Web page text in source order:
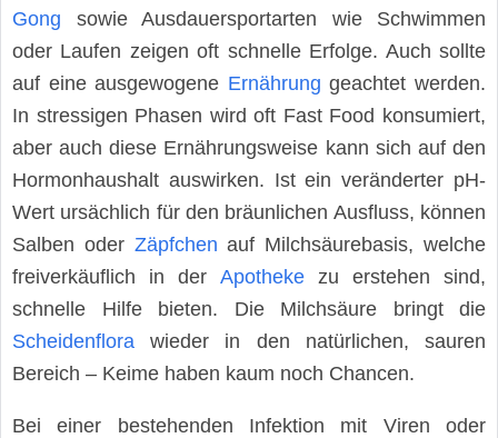
Gong sowie Ausdauersportarten wie Schwimmen
oder Laufen zeigen oft schnelle Erfolge. Auch sollte
auf eine ausgewogene Ernährung geachtet werden.
In stressigen Phasen wird oft Fast Food konsumiert,
aber auch diese Ernährungsweise kann sich auf den
Hormonhaushalt auswirken. Ist ein veränderter pH-
Wert ursächlich für den bräunlichen Ausfluss, können
Salben oder Zäpfchen auf Milchsäurebasis, welche
freiverkäuflich in der Apothekezu erstehen sind,
schnelle Hilfe bieten. Die Milchsäure bringt die
Scheidenflora wieder in den natürlichen, sauren
Bereich – Keime haben kaum noch Chancen.
Bei einer bestehenden Infektion mit Viren oder